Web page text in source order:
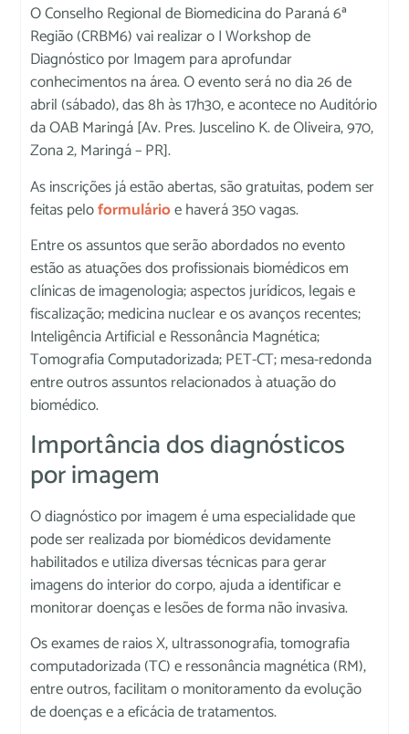
O Conselho Regional de Biomedicina do Paraná 6ª
Região (CRBM6) vai realizar o I Workshop de
Diagnóstico por Imagem para aprofundar
conhecimentos na área. O evento será no dia 26 de
abril (sábado), das 8h às 17h30, e acontece no Auditório
da OAB Maringá [Av. Pres. Juscelino K. de Oliveira, 970,
Zona 2, Maringá – PR].
As inscrições já estão abertas, são gratuitas, podem ser
feitas peloformulárioe haverá 350 vagas.
Entre os assuntos que serão abordados no evento
estão as atuações dos profissionais biomédicos em
clínicas de imagenologia; aspectos jurídicos, legais e
fiscalização; medicina nuclear e os avanços recentes;
Inteligência Artificial e Ressonância Magnética;
Tomografia Computadorizada; PET-CT; mesa-redonda
entre outros assuntos relacionados à atuação do
biomédico.
Importância dos diagnósticos
por imagem
O diagnóstico por imagem é uma especialidade que
pode ser realizada por biomédicos devidamente
habilitados e utiliza diversas técnicas para gerar
imagens do interior do corpo, ajuda a identificar e
monitorar doenças e lesões de forma não invasiva.
Os exames de raios X, ultrassonografia, tomografia
computadorizada (TC) e ressonância magnética (RM),
entre outros, facilitam o monitoramento da evolução
de doenças e a eficácia de tratamentos.